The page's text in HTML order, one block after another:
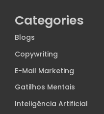
Categories
Blogs
Copywriting
E-Mail Marketing
Gatilhos Mentais
Inteligência Artificial